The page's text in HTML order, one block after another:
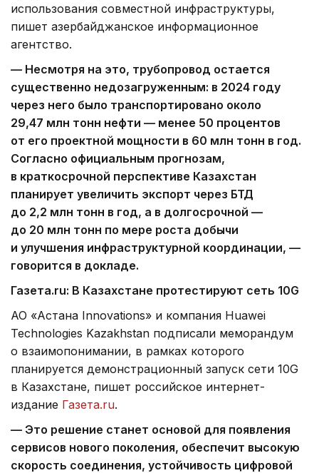
использования совместной инфраструктуры,
пишет азербайджанское информационное
агентство.
— Несмотря на это, трубопровод остается
существенно недозагруженным: в 2024 году
через него было транспортировано около
29,47 млн тонн нефти — менее 50 процентов
от его проектной мощности в 60 млн тонн в год.
Согласно официальным прогнозам,
в краткосрочной перспективе Казахстан
планирует увеличить экспорт через БТД
до 2,2 млн тонн в год, а в долгосрочной —
до 20 млн тонн по мере роста добычи
и улучшения инфраструктурной координации, —
говорится в докладе.
Газета.ru: В Казахстане протестируют сеть 10G
АО «Астана Innovations» и компания Huawei
Technologies Kazakhstan подписали меморандум
о взаимопонимании, в рамках которого
планируется демонстрационный запуск сети 10G
в Казахстане, пишет российское интернет-
издание Газета.ru.
— Это решение станет основой для появления
сервисов нового поколения, обеспечит высокую
скорость соединения, устойчивость цифровой